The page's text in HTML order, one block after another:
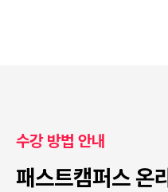
수강 방법 안내
패스트캠퍼스 온